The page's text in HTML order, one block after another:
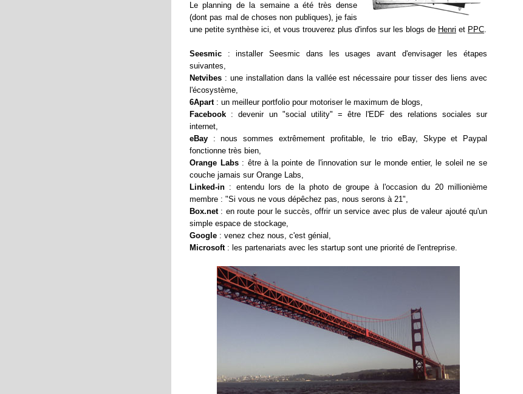
Le planning de la semaine a été très dense
(dont pas mal de choses non publiques), je fais
une petite synthèse ici, et vous trouverez plus d'infos sur les blogs de Henri et PPC.
Seesmic : installer Seesmic dans les usages avant d'envisager les étapes
suivantes,
Netvibes : une installation dans la vallée est nécessaire pour tisser des liens avec
l'écosystème,
6Apart: un meilleur portfolio pour motoriser le maximum de blogs,
Facebook : devenir un "social utility" = être l'EDF des relations sociales sur
internet,
eBay : nous sommes extrêmement profitable, le trio eBay, Skype et Paypal
fonctionne très bien,
Orange Labs: être à la pointe de l'innovation sur le monde entier, le soleil ne se
couche jamais sur Orange Labs,
Linked-in : entendu lors de la photo de groupe à l'occasion du 20 millionième
membre : "Si vous ne vous dépêchez pas, nous serons à 21",
Box.net: en route pour le succès, offrir un service avec plus de valeur ajouté qu'un
simple espace de stockage,
Google : venez chez nous, c'est génial,
Microsoft: les partenariats avec les startup sont une priorité de l'entreprise.